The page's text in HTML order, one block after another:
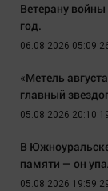
Ветерану
год.
06.08.2026
«Метель
главный
05.08.2026
В
памяти — он
05.08.2026